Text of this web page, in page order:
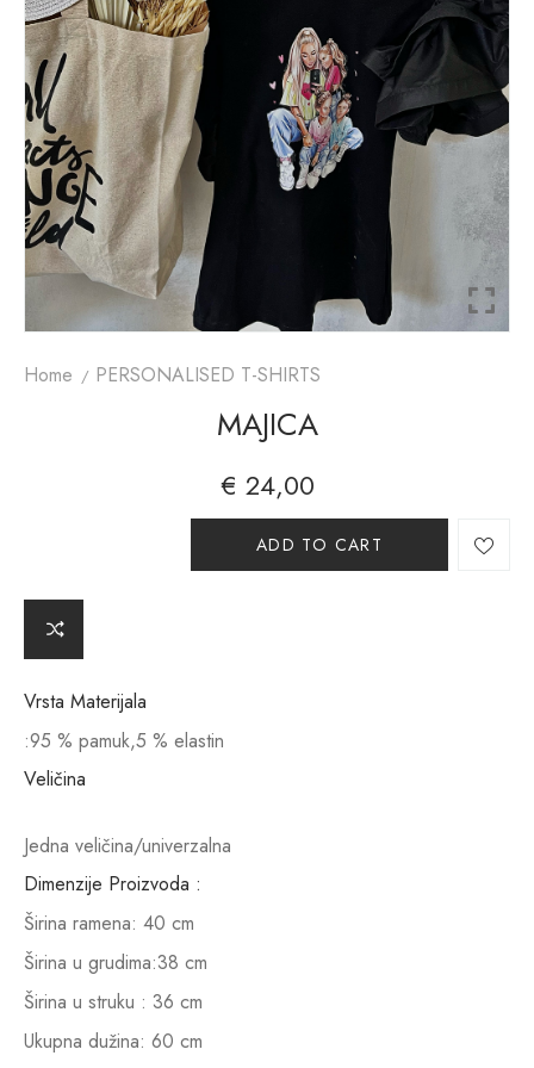
Home PERSONALISED T-SHIRTS
MAJICA
€ 24,00
ADD TO CART
lt
Vrsta Materijala
:95 % pamuk,5 % elastin
Veličina
Jedna veličina/univerzalna
Dimenzije Proizvoda :
Širina ramena: 40 cm
Širina u grudima:38 cm
Širina u struku : 36 cm
Ukupna dužina: 60 cm